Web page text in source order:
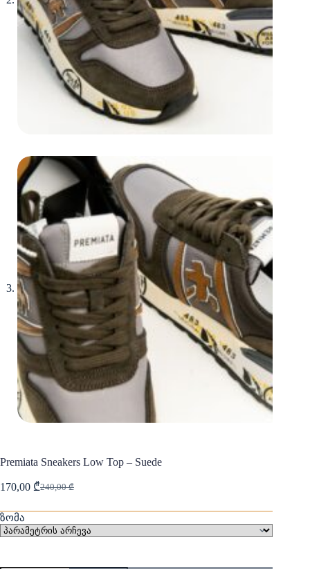
Premiata Sneakers Low Top – Suede
240,00₾
Original
240,00 ₾.
170,00 ₾Current
170,00 ₾.
ზომა